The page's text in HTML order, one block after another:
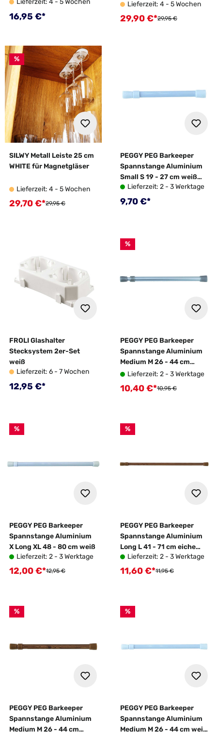
BLACK
Lieferzeit: 4 - 5 Wochen
Regulärer Preis:
16,95 €*
Lieferzeit: 4 - 5 Wochen
Verkaufspreis:
29,90 €*Regulärer Preis:
29,95 €
%
SILWY Metall Leiste 25 cm
WHITE für Magnetgläser
Lieferzeit: 4 - 5 Wochen
Verkaufspreis:
29,70 €*Regulärer Preis:
29,95 €
PEGGY PEG Barkeeper
Spannstange Aluminium
Small S 19 - 27 cm weiß
2er Set
Lieferzeit: 2 - 3 Werktage
Regulärer Preis:
9,70 €*
FROLI Glashalter
Stecksystem 2er-Set
weiß
Lieferzeit: 6 - 7 Wochen
Regulärer Preis:
12,95 €*
%
PEGGY PEG Barkeeper
Spannstange Aluminium
Medium M 26 - 44 cm
silber 2er Set
Lieferzeit: 2 - 3 Werktage
Verkaufspreis:
10,40 €*Regulärer Preis:
10,95 €
%
PEGGY PEG Barkeeper
Spannstange Aluminium
X Long XL 48 - 80 cm weiß
Lieferzeit: 2 - 3 Werktage
Verkaufspreis:
12,00 €*Regulärer Preis:
12,95 €
%
PEGGY PEG Barkeeper
Spannstange Aluminium
Long L 41 - 71 cm eiche
2er Set
Lieferzeit: 2 - 3 Werktage
Verkaufspreis:
11,60 €*Regulärer Preis:
11,95 €
%
PEGGY PEG Barkeeper
Spannstange Aluminium
Medium M 26 - 44 cm
%
PEGGY PEG Barkeeper
Spannstange Aluminium
Medium M 26 - 44 cm weiß